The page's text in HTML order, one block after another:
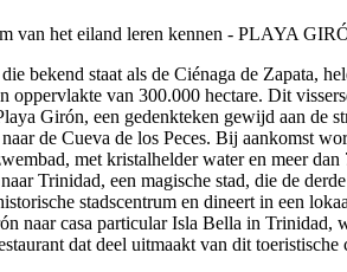
bekend staat als de Ciénaga de Zapata,
oppervlakte van 300.000 hectare. Dit
Girón, een gedenkteken gewijd aan de
de Cueva de los Peces. Bij aankomst
met kristalhelder water en meer
Trinidad, een magische stad, die de
stadscentrum en dineert in een
naar casa particular Isla Bella in Trinidad,
dat deel uitmaakt van dit